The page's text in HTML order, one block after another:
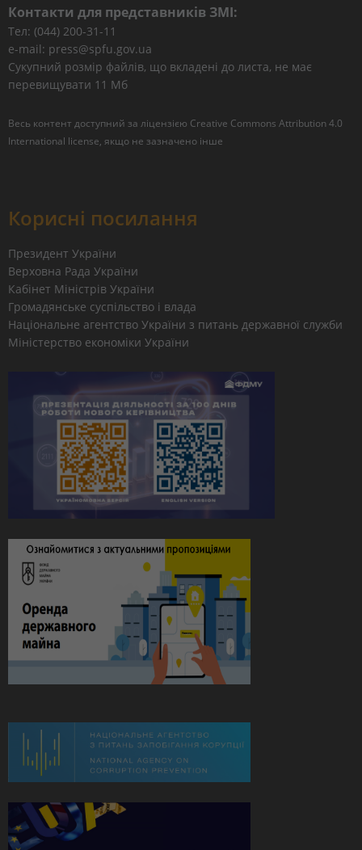
Контакти для представників ЗМІ:
Тел: (044) 200-31-11
e-mail: press@spfu.gov.ua
Сукупний розмір файлів, що вкладені до листа, не має
перевищувати 11 Мб
Весь контент доступний за ліцензією Creative Commons Attribution 4.0
International license, якщо не зазначено інше
Корисні посилання
Президент України
Верховна Рада України
Кабінет Міністрів України
Громадянське суспільство і влада
Національне агентство України з питань державної служби
Міністерство економіки України